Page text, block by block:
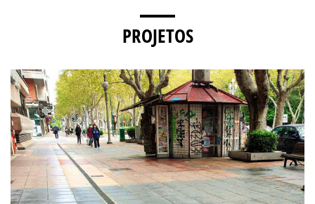
PROJETOS